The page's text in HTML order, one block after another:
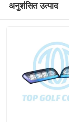
अनुशंसित उत्पाद